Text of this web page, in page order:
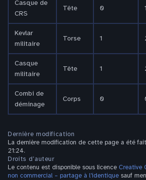
Casque de
CRS
Tête 0 1
Kevlar
militaire
Torse 1
Casque
militaire
Tête 1
Combi de
déminage
Corps 0
Dernière modification
La dernière modification de cette page a été
21:24.
Droits d’auteur
Le contenu est disponible sous licence Creative
non commercial – partage à l’identique sauf